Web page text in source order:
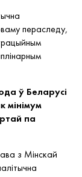
пераследу,
ў Беларусі
мінімум
па
з Мінскай